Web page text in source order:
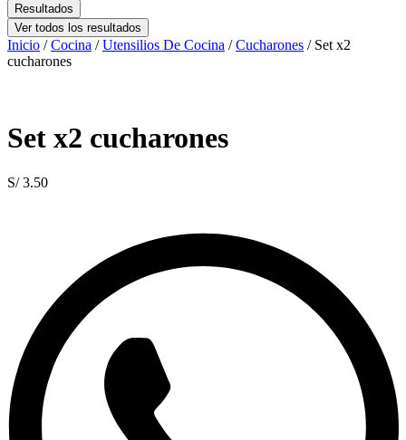
Resultados
Ver todos los resultados
Inicio /Cocina /Utensilios De Cocina /Cucharones / Set x2
cucharones
Set x2 cucharones
S/3.50